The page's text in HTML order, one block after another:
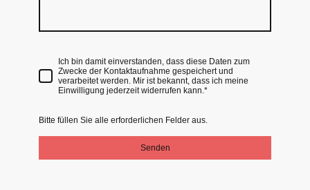
Ich bin damit einverstanden, dass diese Daten zum
Zwecke der Kontaktaufnahme gespeichert und
verarbeitet werden. Mir ist bekannt, dass ich meine
Einwilligung jederzeit widerrufen kann.*
Bitte füllen Sie alle erforderlichen Felder aus.
Senden